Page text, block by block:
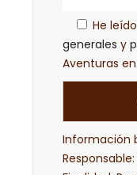
He
generales y
Aventuras
Información
Responsable: